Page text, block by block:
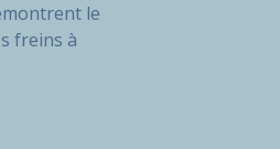
le
freins à